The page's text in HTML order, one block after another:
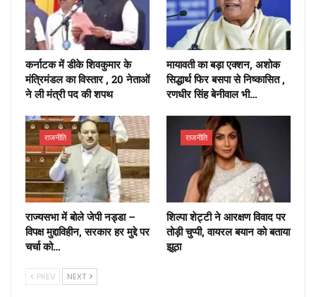
कर्नाटक में डीके शिवकुमार के
मंत्रिमंडल का विस्तार , 20 नेताओं
ने ली मंत्री पद की शपथ
मायावती का बड़ा एक्शन, अशोक
सिद्धार्थ फिर बसपा से निष्कासित ,
रणधीर सिंह बेनीवाल भी…
राजनीति
राज्यसभा में बोले जेपी नड्डा –
विपक्ष मुद्दाविहीन, सरकार हर मुद्दे पर
चर्चा को…
राजनीति
शिल्पा शेट्टी ने आरक्षण विवाद पर
तोड़ी चुप्पी, वायरल बयान को बताया
झूठा
PREV NEXT